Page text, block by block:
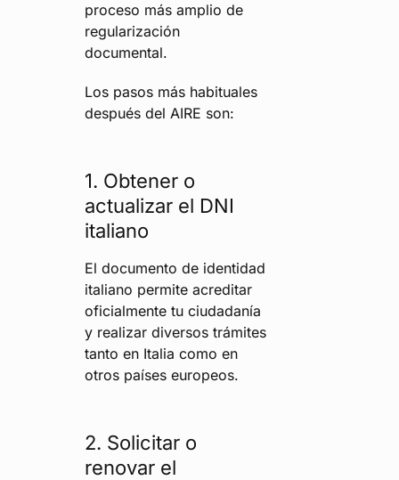
proceso más amplio de
regularización
documental.
Los pasos más habituales
después del AIRE son:
1. Obtener o
actualizar el DNI
italiano
El documento de identidad
italiano permite acreditar
oficialmente tu ciudadanía
y realizar diversos trámites
tanto en Italia como en
otros países europeos.
2. Solicitar o
renovar el